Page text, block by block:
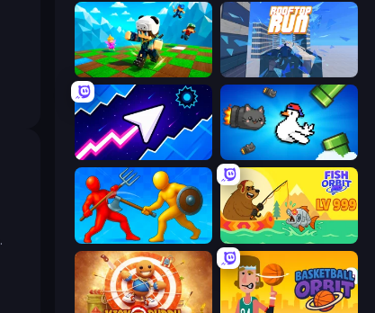
.
Robby: Many Games Rooftop Run
Space Waves Honk
Epic Sword Battle! Fight in Arena Fish Orbit